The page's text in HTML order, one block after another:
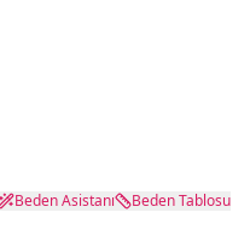
Beden Asistanı Beden Tablosu